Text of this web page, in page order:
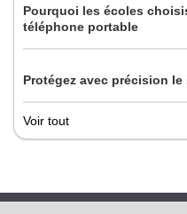
Pourquoi les écoles
téléphone portable
Protégez avec précision le
Voir tout